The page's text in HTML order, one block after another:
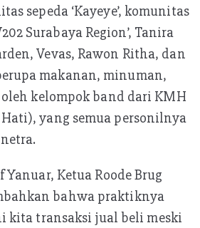
sepeda ‘Kayeye’, komunitas
Surabaya Region’, Tanira
Vevas, Rawon Ritha, dan
makanan, minuman,
kelompok band dari KMH
yang semua personilnya
Ketua Roode Brug
bahwa praktiknya
kita transaksi jual beli meski